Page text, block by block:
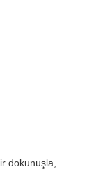
dokunuşla,